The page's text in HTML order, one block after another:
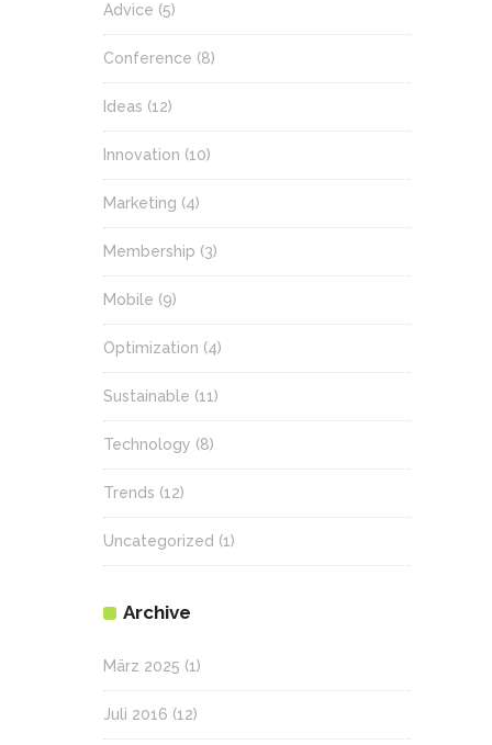
Advice (5)
Conference (8)
Ideas (12)
Innovation (10)
Marketing (4)
Membership (3)
Mobile (9)
Optimization (4)
Sustainable (11)
Technology (8)
Trends (12)
Uncategorized (1)
Archive
März 2025 (1)
Juli 2016 (12)